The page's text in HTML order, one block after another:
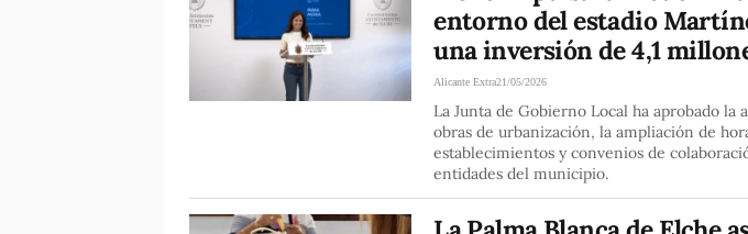
entorno del estadio
una inversión de 4,1
Alicante Extra21/05/2026
La Junta de Gobierno Local ha aprobado la
obras de urbanización, la ampliación de
establecimientos y convenios de
entidades del municipio.